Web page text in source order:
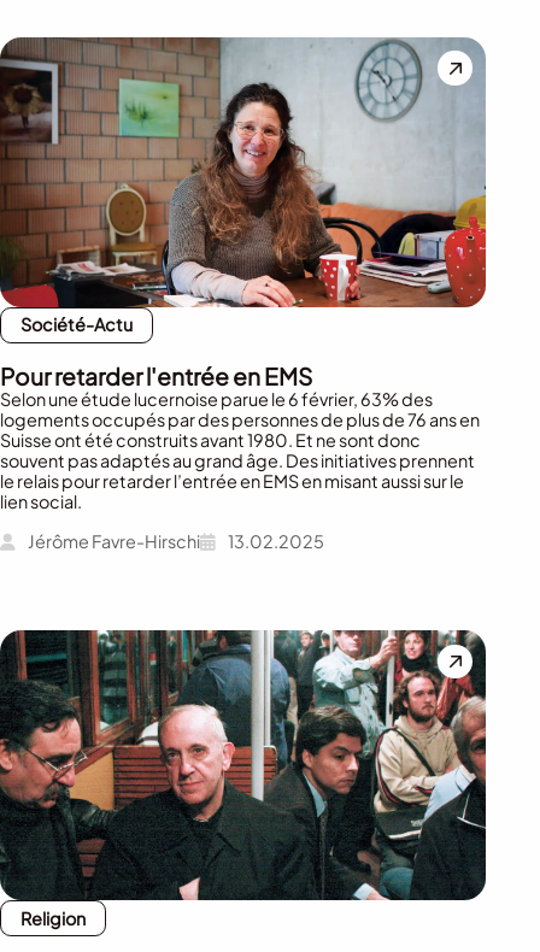
Société-Actu
Pour retarder l'entrée en EMS
Selon une étude lucernoise parue le 6 février, 63% des
logements occupés par des personnes de plus de 76 ans en
Suisse ont été construits avant 1980. Et ne sont donc
souvent pas adaptés au grand âge. Des initiatives prennent
le relais pour retarder l’entrée en EMS en misant aussi sur le
lien social.
Jérôme Favre-Hirschi
13.02.2025
Religion